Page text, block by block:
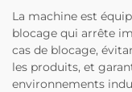
La machine est
blocage qui arrête
cas de blocage,
les produits, et
environnements